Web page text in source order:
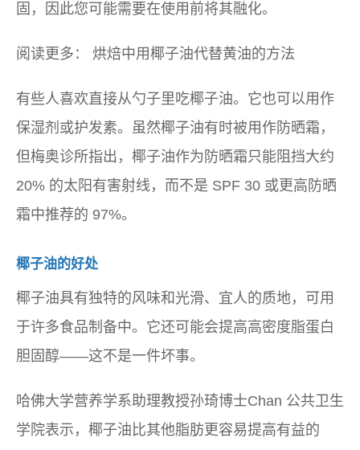
固，因此您可能需要在使用前将其融化。
阅读更多： 烘焙中用椰子油代替黄油的方法
有些人喜欢直接从勺子里吃椰子油。它也可以用作
保湿剂或护发素。虽然椰子油有时被用作防晒霜，
但梅奥诊所指出，椰子油作为防晒霜只能阻挡大约
20% 的太阳有害射线，而不是 SPF 30 或更高防晒
霜中推荐的 97%。
椰子油的好处
椰子油具有独特的风味和光滑、宜人的质地，可用
于许多食品制备中。它还可能会提高高密度脂蛋白
胆固醇——这不是一件坏事。
哈佛大学营养学系助理教授孙琦博士Chan 公共卫生
学院表示，椰子油比其他脂肪更容易提高有益的